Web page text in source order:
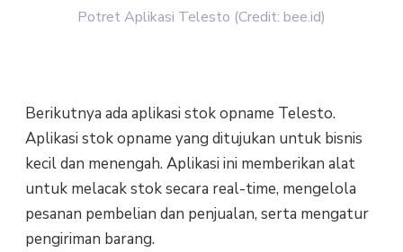
Potret Aplikasi Telesto (Credit: bee.id)
Berikutnya ada aplikasi stok opname Telesto.
Aplikasi stok opname yang ditujukan untuk bisnis
kecil dan menengah. Aplikasi ini memberikan alat
untuk melacak stok secara real-time, mengelola
pesanan pembelian dan penjualan, serta mengatur
pengiriman barang.